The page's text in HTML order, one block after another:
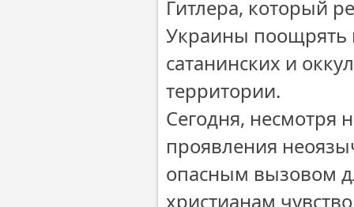
Гитлера, который
Украины поощрять
сатанинских и
территории.
Сегодня, несмотря
проявления
опасным вызовом
христианам